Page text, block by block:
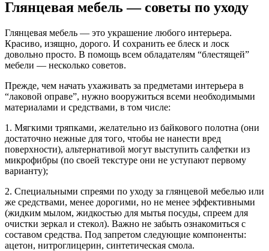
Глянцевая мебель — советы по уходу
Глянцевая мебель — это украшение любого интерьера.
Красиво, изящно, дорого. И сохранить ее блеск и лоск
довольно просто. В помощь всем обладателям “блестящей”
мебели — несколько советов.
Прежде, чем начать ухаживать за предметами интерьера в
“лаковой оправе”, нужно вооружиться всеми необходимыми
материалами и средствами, в том числе:
1. Мягкими тряпками, желательно из байкового полотна (они
достаточно нежные для того, чтобы не нанести вред
поверхности), альтернативой могут выступить салфетки из
микрофибры (по своей текстуре они не уступают первому
варианту);
2. Специальными спреями по уходу за глянцевой мебелью или
же средствами, менее дорогими, но не менее эффективными
(жидким мылом, жидкостью для мытья посуды, спреем для
очистки зеркал и стекол). Важно не забыть ознакомиться с
составом средства. Под запретом следующие компоненты:
ацетон, нитроглицерин, синтетическая смола.